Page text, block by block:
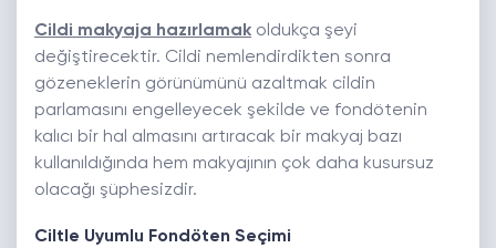
Cildi makyaja hazırlamak oldukça şeyi
değiştirecektir. Cildi nemlendirdikten sonra
gözeneklerin görünümünü azaltmak cildin
parlamasını engelleyecek şekilde ve fondötenin
kalıcı bir hal almasını artıracak bir makyaj bazı
kullanıldığında hem makyajının çok daha kusursuz
olacağı şüphesizdir.
Ciltle Uyumlu Fondöten Seçimi